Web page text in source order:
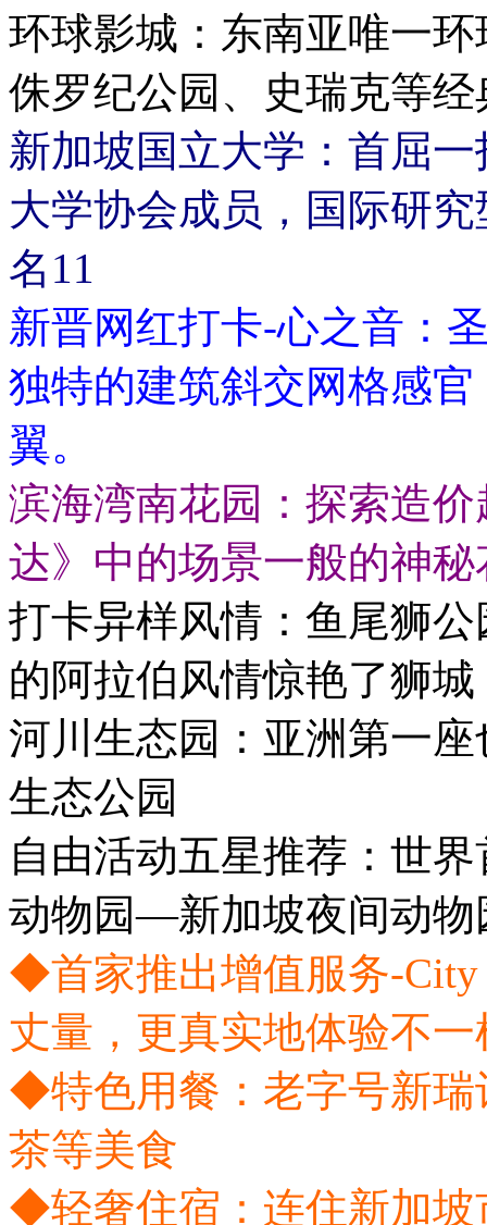
环球影城：东南亚唯一
侏罗纪公园、史瑞克等
新加坡国立大学：首屈
大学协会成员，国际研
名11
新晋网红打卡-心之音：
独特的建筑斜交网格感
翼。
滨海湾南花园：探索造
达》中的场景一般的神
打卡异样风情：鱼尾狮
的阿拉伯风情惊艳了狮城
河川生态园：亚洲第一
生态公园
自由活动五星推荐：世
动物园—新加坡夜间动物
◆首家推出增值服务-City
丈量，更真实地体验不
◆特色用餐：老字号新瑞
茶等美食
◆轻奢住宿：连住新加坡